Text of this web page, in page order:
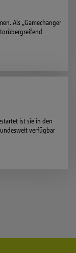
Als „Gamechanger
ist sie in den
verfügbar